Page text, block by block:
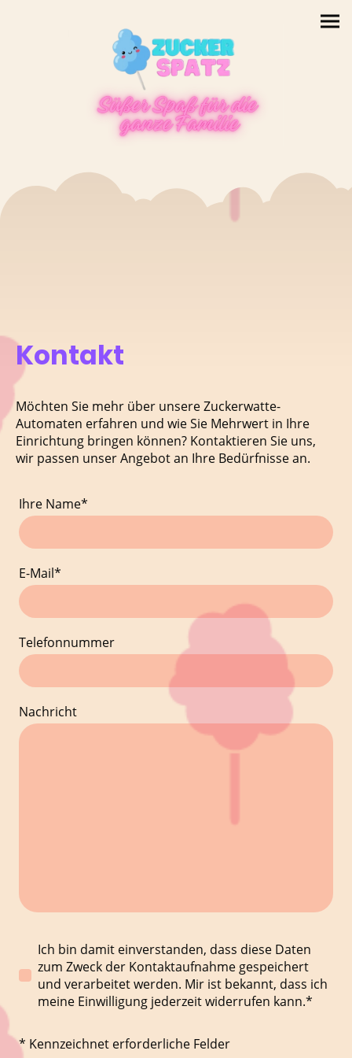
Kontakt
Möchten Sie mehr über unsere Zuckerwatte-
Automaten erfahren und wie Sie Mehrwert in Ihre
Einrichtung bringen können? Kontaktieren Sie uns,
wir passen unser Angebot an Ihre Bedürfnisse an.
Ihre Name*
E-Mail*
Telefonnummer
Nachricht
Ich bin damit einverstanden, dass diese Daten
zum Zweck der Kontaktaufnahme gespeichert
und verarbeitet werden. Mir ist bekannt, dass ich
meine Einwilligung jederzeit widerrufen kann.*
* Kennzeichnet erforderliche Felder